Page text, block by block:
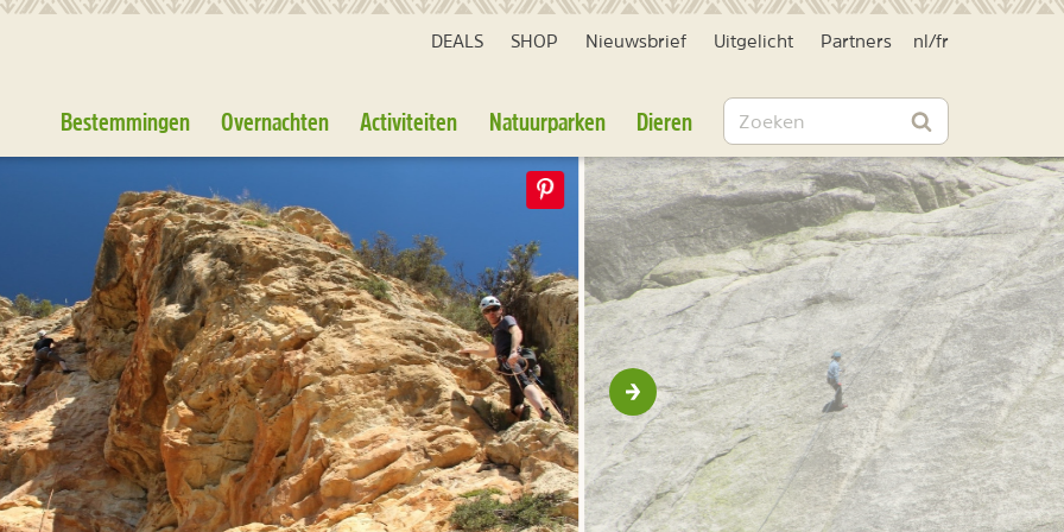
DEALS SHOP Nieuwsbrief Uitgelicht Partners nl /fr
Bestemmingen Overnachten Activiteiten Natuurparken Dieren Zoeken
Zoeken
Volgende